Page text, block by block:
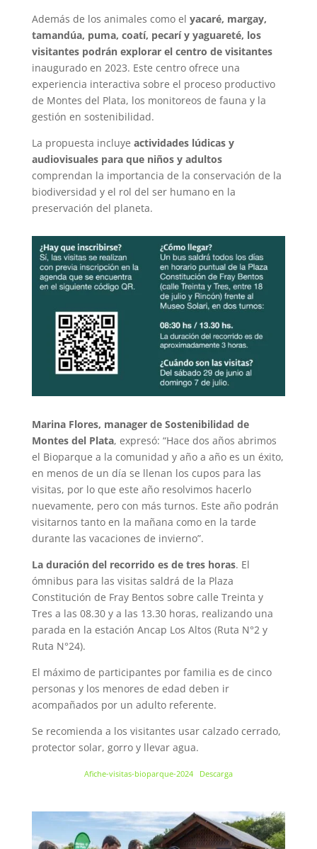
Además de los animales como el yacaré, margay,
tamandúa, puma, coatí, pecarí y yaguareté, los
visitantes podrán explorar el centro de visitantes
inaugurado en 2023. Este centro ofrece una
experiencia interactiva sobre el proceso productivo
de Montes del Plata, los monitoreos de fauna y la
gestión en sostenibilidad.
La propuesta incluye actividades lúdicas y
audiovisuales para que niños y adultos
comprendan la importancia de la conservación de la
biodiversidad y el rol del ser humano en la
preservación del planeta.
Marina Flores, manager de Sostenibilidad de
Montes del Plata, expresó: “Hace dos años abrimos
el Bioparque a la comunidad y año a año es un éxito,
en menos de un día se llenan los cupos para las
visitas, por lo que este año resolvimos hacerlo
nuevamente, pero con más turnos. Este año podrán
visitarnos tanto en la mañana como en la tarde
durante las vacaciones de invierno”.
La duración del recorrido es de tres horas. El
ómnibus para las visitas saldrá de la Plaza
Constitución de Fray Bentos sobre calle Treinta y
Tres a las 08.30 y a las 13.30 horas, realizando una
parada en la estación Ancap Los Altos (Ruta N°2 y
Ruta N°24).
El máximo de participantes por familia es de cinco
personas y los menores de edad deben ir
acompañados por un adulto referente.
Se recomienda a los visitantes usar calzado cerrado,
protector solar, gorro y llevar agua.
Afiche-visitas-bioparque-2024 Descarga